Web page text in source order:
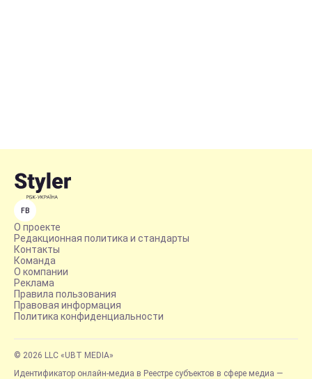
FB
О проекте
Редакционная политика и стандарты
Контакты
Команда
О компании
Реклама
Правила пользования
Правовая информация
Политика конфиденциальности
© 2026 LLC «UBT MEDIA»
Идентификатор онлайн-медиа в Реестре субъектов в сфере медиа —